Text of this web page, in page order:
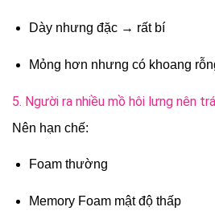
Dày nhưng đặc → rất bí
Mỏng hơn nhưng có khoang
5. Người ra nhiều mồ hôi lưng nên
Nên hạn chế:
Foam thường
Memory Foam mật độ thấp